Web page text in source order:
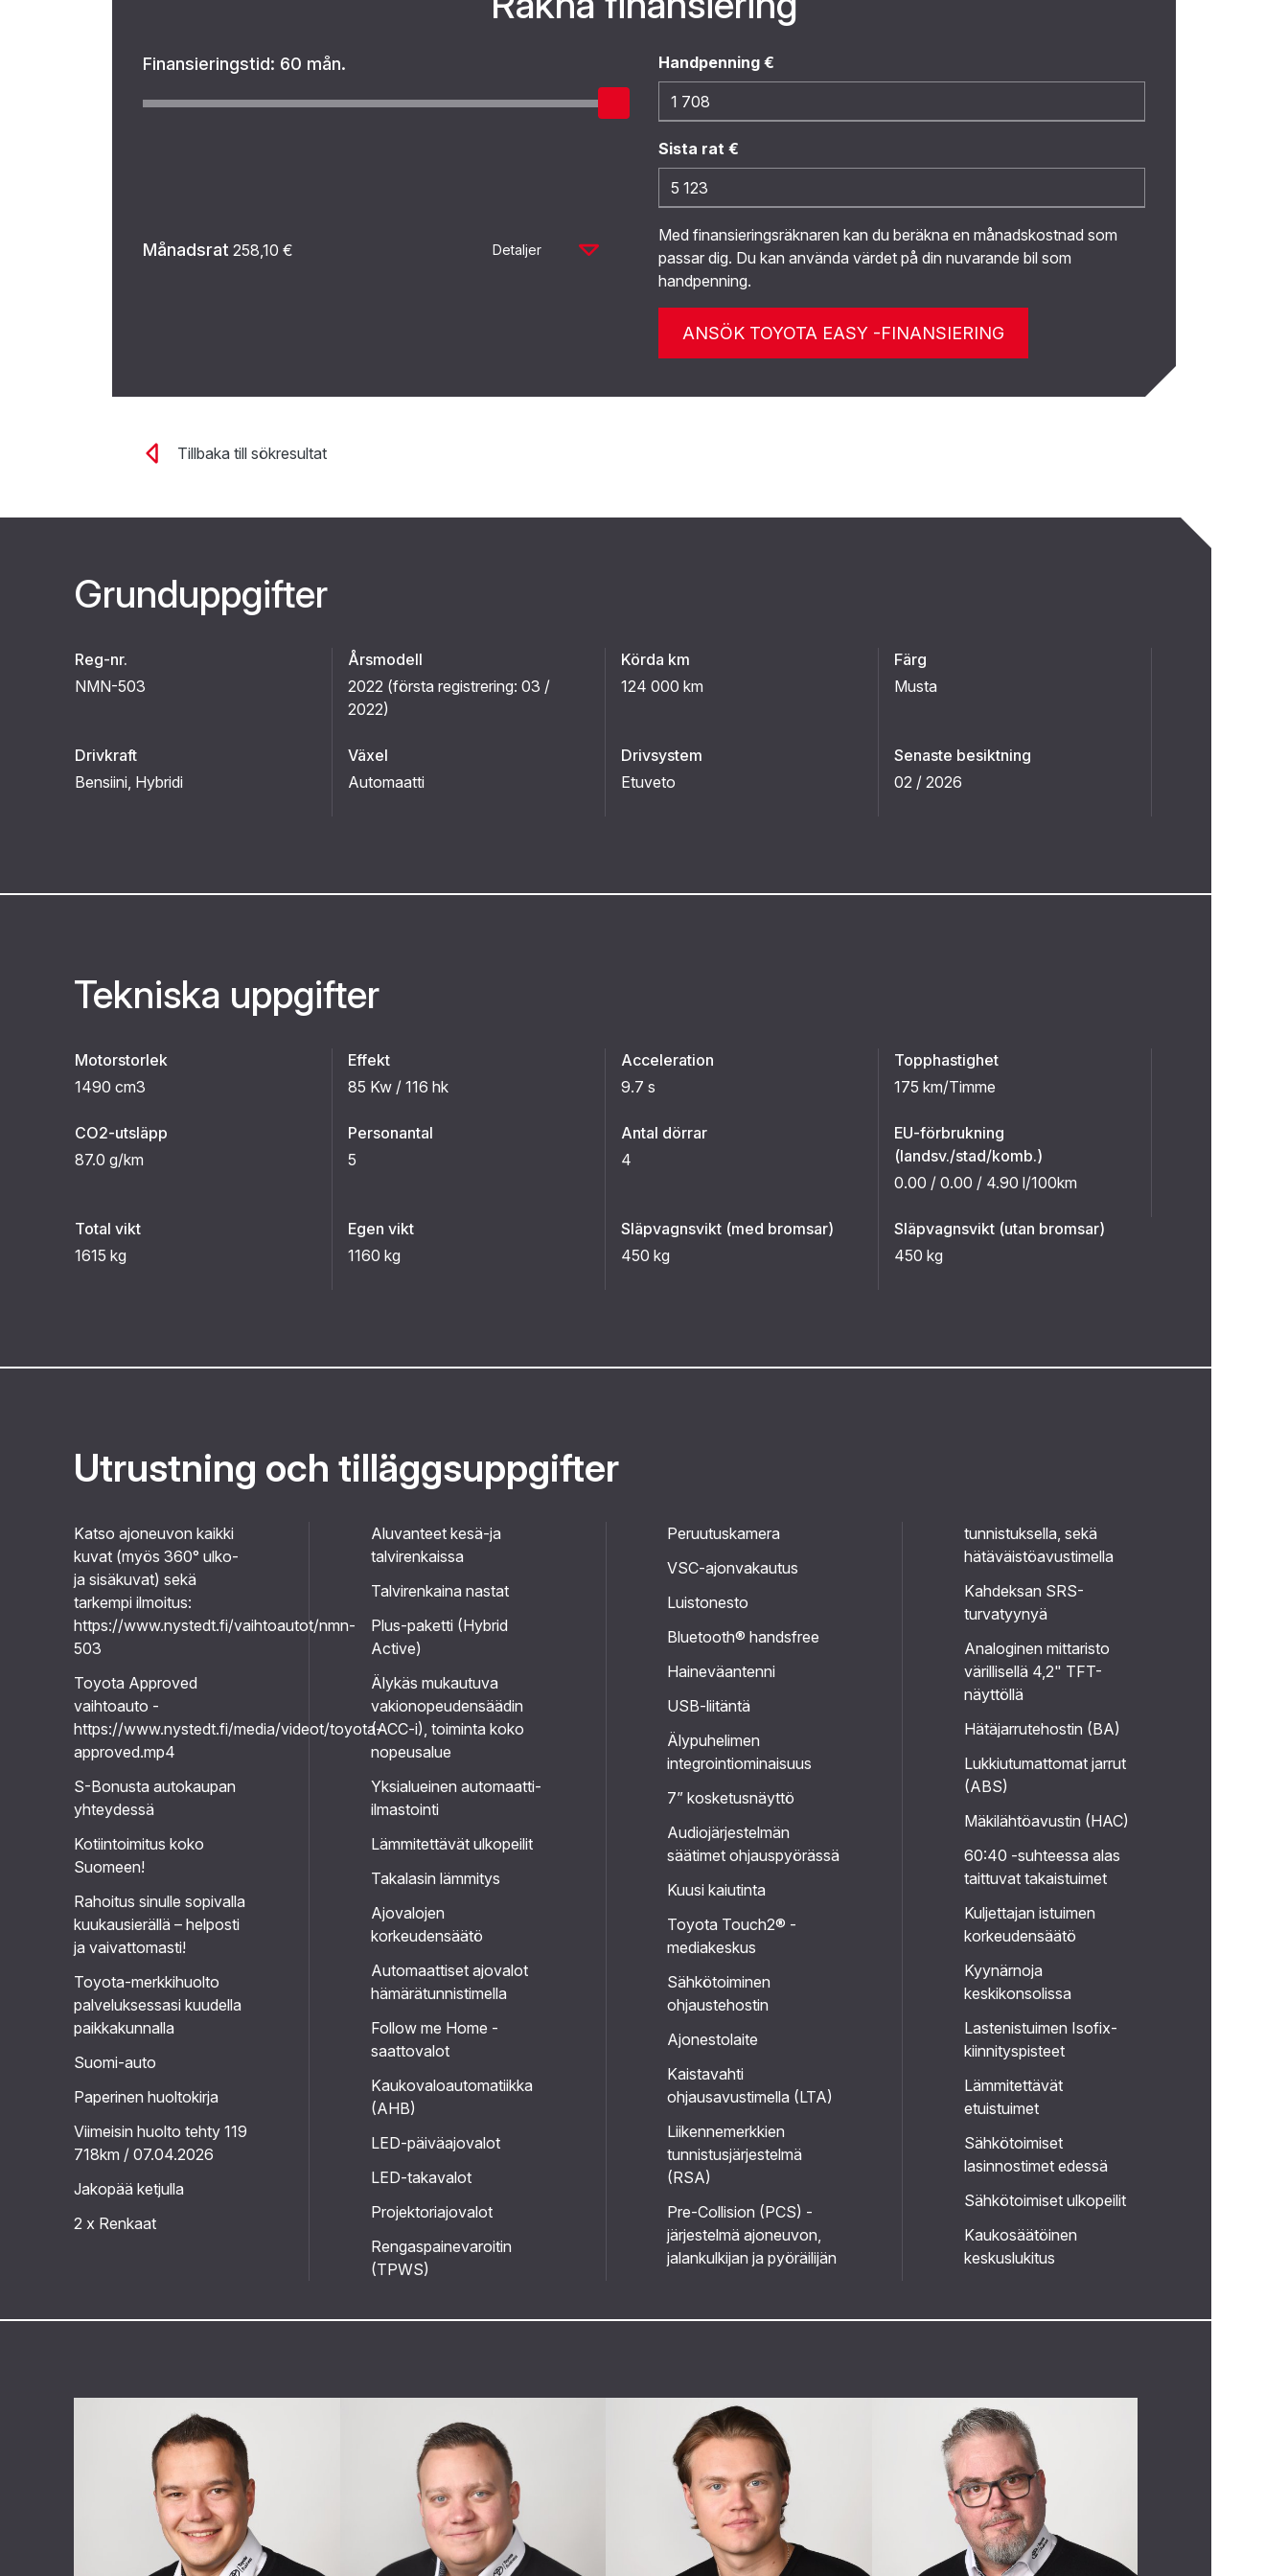
Finansieringstid: 60 mån. Handpenning €
Sista rat €
Månadsrat 258,10 € Detaljer
Med finansieringsräknaren kan du beräkna en månadskostnad som
passar dig. Du kan använda värdet på din nuvarande bil som
handpenning.
Tillbaka till sökresultat
Grunduppgifter
Reg-nr.
NMN-503
Årsmodell
2022 (första registrering: 03 /
2022)
Körda km
124 000 km
Färg
Musta
Drivkraft
Bensiini, Hybridi
Växel
Automaatti
Drivsystem
Etuveto
Senaste besiktning
02 / 2026
Tekniska uppgifter
Motorstorlek
1490 cm3
Effekt
85 Kw / 116 hk
Acceleration
9.7 s
Topphastighet
175 km/Timme
CO2-utsläpp
87.0 g/km
Personantal
5
Antal dörrar
4
EU-förbrukning
(landsv./stad/komb.)
0.00 / 0.00 / 4.90 l/100km
Total vikt
1615 kg
Egen vikt
1160 kg
Släpvagnsvikt (med bromsar)
450 kg
Släpvagnsvikt (utan bromsar)
450 kg
Utrustning och tilläggsuppgifter
Katso ajoneuvon kaikki
kuvat (myös 360° ulko-
ja sisäkuvat) sekä
tarkempi ilmoitus:
https://www.nystedt.fi/vaihtoautot/nmn-
503
Toyota Approved
vaihtoauto -
https://www.nystedt.fi/media/videot/toyota-
approved.mp4
S-Bonusta autokaupan
yhteydessä
Kotiintoimitus koko
Suomeen!
Rahoitus sinulle sopivalla
kuukausierällä – helposti
ja vaivattomasti!
Toyota-merkkihuolto
palveluksessasi kuudella
paikkakunnalla
Suomi-auto
Paperinen huoltokirja
Viimeisin huolto tehty 119
718km / 07.04.2026
Jakopää ketjulla
2 x Renkaat
Aluvanteet kesä-ja
talvirenkaissa
Talvirenkaina nastat
Plus-paketti (Hybrid
Active)
Älykäs mukautuva
vakionopeudensäädin
(ACC-i), toiminta koko
nopeusalue
Yksialueinen automaatti-
ilmastointi
Lämmitettävät ulkopeilit
Takalasin lämmitys
Ajovalojen
korkeudensäätö
Automaattiset ajovalot
hämärätunnistimella
Follow me Home -
saattovalot
Kaukovaloautomatiikka
(AHB)
LED-päiväajovalot
LED-takavalot
Projektoriajovalot
Rengaspainevaroitin
(TPWS)
Peruutuskamera
VSC-ajonvakautus
Luistonesto
Bluetooth® handsfree
Haineväantenni
USB-liitäntä
Älypuhelimen
integrointiominaisuus
7” kosketusnäyttö
Audiojärjestelmän
säätimet ohjauspyörässä
Kuusi kaiutinta
Toyota Touch2® -
mediakeskus
Sähkötoiminen
ohjaustehostin
Ajonestolaite
Kaistavahti
ohjausavustimella (LTA)
Liikennemerkkien
tunnistusjärjestelmä
(RSA)
Pre-Collision (PCS) -
järjestelmä ajoneuvon,
jalankulkijan ja pyöräilijän
tunnistuksella, sekä
hätäväistöavustimella
Kahdeksan SRS-
turvatyynyä
Analoginen mittaristo
värillisellä 4,2" TFT-
näyttöllä
Hätäjarrutehostin (BA)
Lukkiutumattomat jarrut
(ABS)
Mäkilähtöavustin (HAC)
60:40 -suhteessa alas
taittuvat takaistuimet
Kuljettajan istuimen
korkeudensäätö
Kyynärnoja
keskikonsolissa
Lastenistuimen Isofix-
kiinnityspisteet
Lämmitettävät
etuistuimet
Sähkötoimiset
lasinnostimet edessä
Sähkötoimiset ulkopeilit
Kaukosäätöinen
keskuslukitus